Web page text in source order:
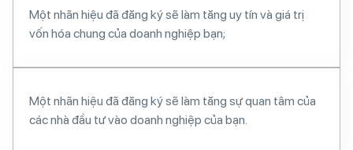
Một nhãn hiệu đã đăng ký sẽ làm tăng uy tín và giá trị
vốn hóa chung của doanh nghiệp bạn;
Một nhãn hiệu đã đăng ký sẽ làm tăng sự quan tâm của
các nhà đầu tư vào doanh nghiệp của bạn.